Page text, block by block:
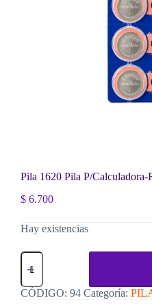
Pila 1620 Pila P/Calculadora-
$ 6.700
Hay existencias
Pila
1620
P/Calculadora-
CÓDIGO: 94 Categoría: